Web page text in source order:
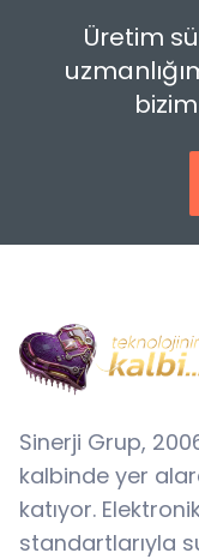
Üretim
Sinerji Grup,
kalbinde yer
katıyor.
standartlarıyla